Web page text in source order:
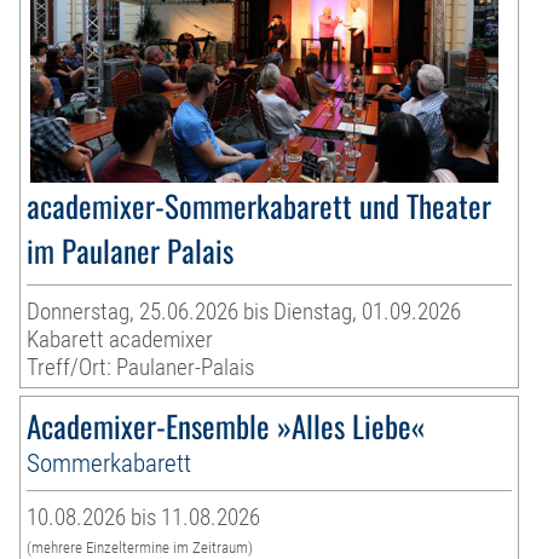
academixer-Sommerkabarett und Theater
im Paulaner Palais
Donnerstag, 25.06.2026 bis Dienstag, 01.09.2026
Kabarett academixer
Treff/Ort: Paulaner-Palais
Academixer-Ensemble »Alles Liebe«
Sommerkabarett
10.08.2026 bis 11.08.2026
(mehrere Einzeltermine im Zeitraum)